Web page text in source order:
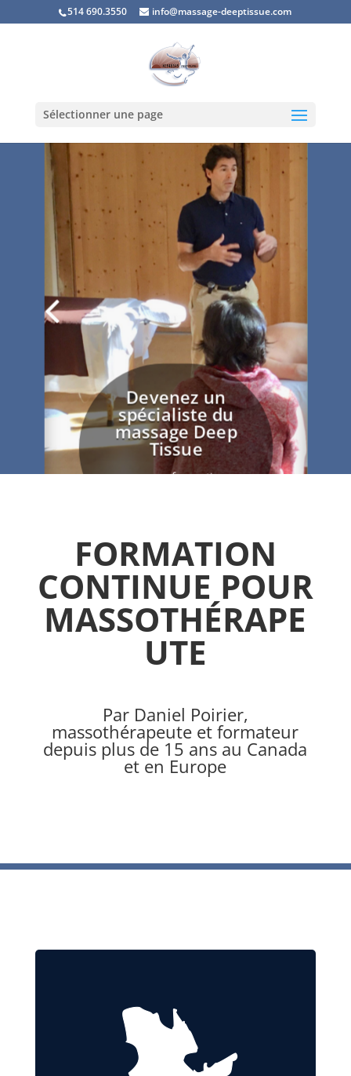
514 690.3550 info@massage-deeptissue.com
Sélectionner une page
Devenez un
spécialiste du
massage Deep
Tissue
avec nos formations
Voir nos
formations
FORMATION
CONTINUE POUR
MASSOTHÉRAPE
UTE
Par Daniel Poirier,
massothérapeute et formateur
depuis plus de 15 ans au Canada
et en Europe